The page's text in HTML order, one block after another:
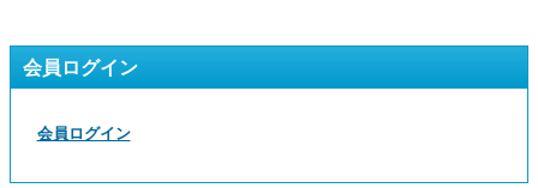
会員ログイン
会員ログイン